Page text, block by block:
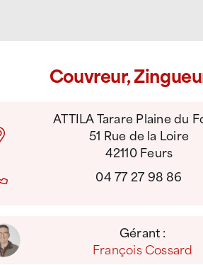
Couvreur,
ATTILA Tarare Plaine du
51 Rue de la Loire
42110 Feurs
04 77 27 98 86
Gérant :
François Cossard